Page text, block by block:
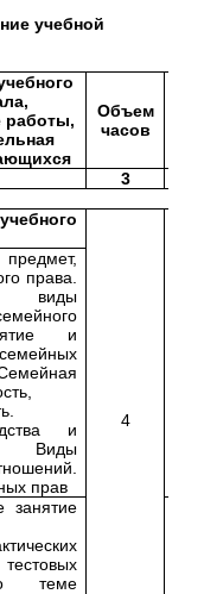
учебной
работы,
Объем
часов
3
4
права.
виды
и
и
Виды
прав
занятие
теме